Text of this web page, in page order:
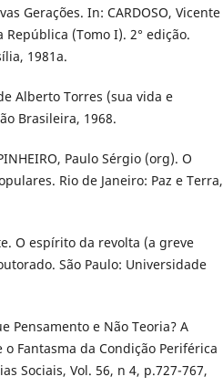
Gerações. In: CARDOSO, Vicente
(Tomo I). 2° edição.
1981a.
Alberto Torres (sua vida e
Brasileira, 1968.
Paulo Sérgio (org). O
Rio de Janeiro: Paz e Terra,
O espírito da revolta (a greve
São Paulo: Universidade
Pensamento e Não Teoria? A
Fantasma da Condição Periférica
Sociais, Vol. 56, n 4, p.727-767,